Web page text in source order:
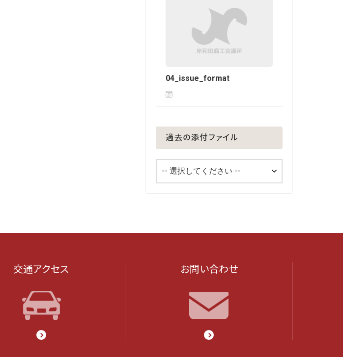
04_issue_format
過去の添付ファイル
交通アクセス お問い合わせ